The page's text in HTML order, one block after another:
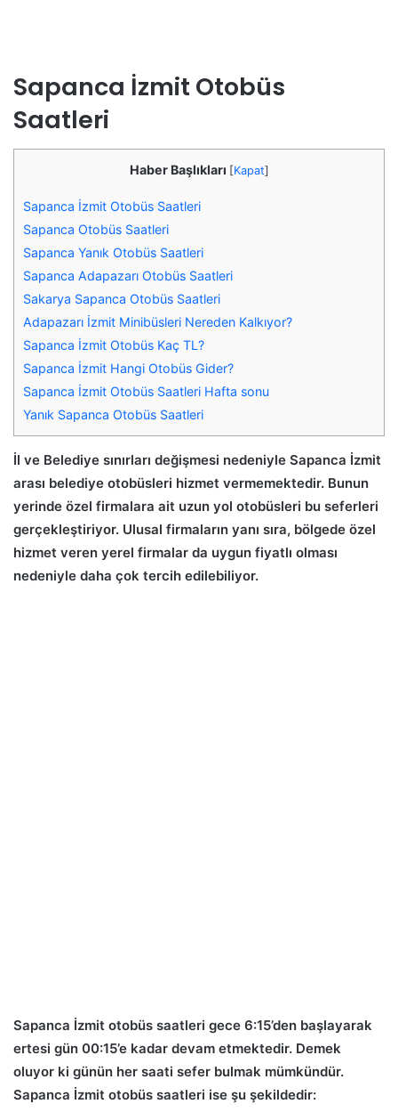
Sapanca İzmit Otobüs
Saatleri
Haber Başlıkları [Kapat]
Sapanca İzmit Otobüs Saatleri
Sapanca Otobüs Saatleri
Sapanca Yanık Otobüs Saatleri
Sapanca Adapazarı Otobüs Saatleri
Sakarya Sapanca Otobüs Saatleri
Adapazarı İzmit Minibüsleri Nereden Kalkıyor?
Sapanca İzmit Otobüs Kaç TL?
Sapanca İzmit Hangi Otobüs Gider?
Sapanca İzmit Otobüs Saatleri Hafta sonu
Yanık Sapanca Otobüs Saatleri
İl ve Belediye sınırları değişmesi nedeniyle Sapanca İzmit
arası belediye otobüsleri hizmet vermemektedir. Bunun
yerinde özel firmalara ait uzun yol otobüsleri bu seferleri
gerçekleştiriyor. Ulusal firmaların yanı sıra, bölgede özel
hizmet veren yerel firmalar da uygun fiyatlı olması
nedeniyle daha çok tercih edilebiliyor.
Sapanca İzmit otobüs saatleri gece 6:15’den başlayarak
ertesi gün 00:15’e kadar devam etmektedir. Demek
oluyor ki günün her saati sefer bulmak mümkündür.
Sapanca İzmit otobüs saatleri ise şu şekildedir: